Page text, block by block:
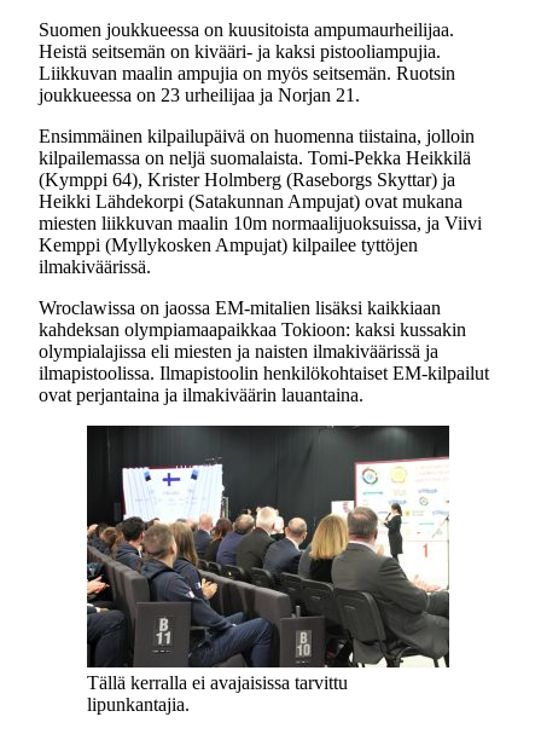
Suomen joukkueessa on kuusitoista ampumaurheilijaa.
Heistä seitsemän on kivääri- ja kaksi pistooliampujia.
Liikkuvan maalin ampujia on myös seitsemän. Ruotsin
joukkueessa on 23 urheilijaa ja Norjan 21.
Ensimmäinen kilpailupäivä on huomenna tiistaina, jolloin
kilpailemassa on neljä suomalaista. Tomi-Pekka Heikkilä
(Kymppi 64), Krister Holmberg (Raseborgs Skyttar) ja
Heikki Lähdekorpi (Satakunnan Ampujat) ovat mukana
miesten liikkuvan maalin 10m normaalijuoksuissa, ja Viivi
Kemppi (Myllykosken Ampujat) kilpailee tyttöjen
ilmakiväärissä.
Wroclawissa on jaossa EM-mitalien lisäksi kaikkiaan
kahdeksan olympiamaapaikkaa Tokioon: kaksi kussakin
olympialajissa eli miesten ja naisten ilmakiväärissä ja
ilmapistoolissa. Ilmapistoolin henkilökohtaiset EM-kilpailut
ovat perjantaina ja ilmakiväärin lauantaina.
Tällä kerralla ei avajaisissa tarvittu
lipunkantajia.